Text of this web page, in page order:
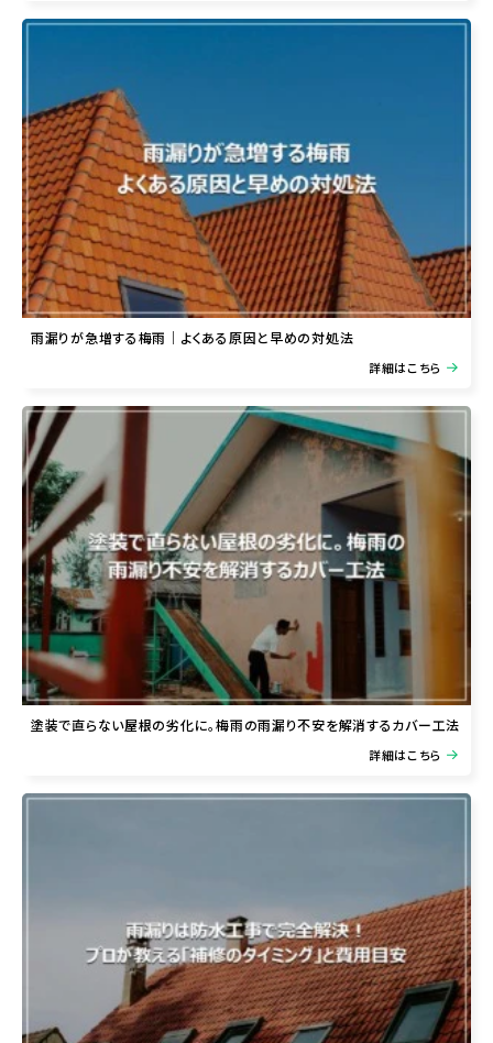
雨漏りが急増する梅雨｜よくある原因と早めの対処法
詳細はこちら
塗装で直らない屋根の劣化に。梅雨の雨漏り不安を解消するカバー工法
詳細はこちら